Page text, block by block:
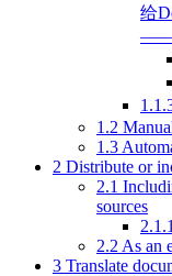
给
——
1.2
1.3
2 Distribute or
2.1
sources
2.1.1
2.2 As an
3 Translate